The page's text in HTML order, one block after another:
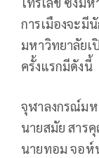
การเมืองจะมี
มหาวิทยาลัยเ
ครั้งแรกมีดังนี้
จุฬาลงกรณ์มห
นายสมัย สาร
นายทอม จอห์